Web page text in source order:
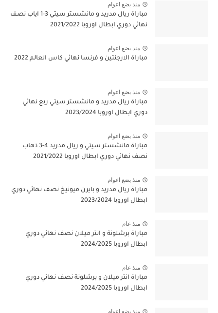
منذ بضع اعوام
مباراة ريال مدريد و مانشستر سيتي 3-1 اياب نصف
نهائي دوري ابطال اوروبا 2021/2022
منذ بضع اعوام
مباراة الارجنتين و فرنسا نهائي كاس العالم 2022
منذ بضع اعوام
مباراة ريال مدريد و مانشستر سيتي ربع نهائي
دوري ابطال اوروبا 2023/2024
منذ بضع اعوام
مباراة مانشستر سيتي و ريال مدريد 4-3 ذهاب
نصف نهائي دوري ابطال اوروبا 2021/2022
منذ بضع اعوام
مباراة ريال مدريد و بايرن ميونيخ نصف نهائي دوري
ابطال اوروبا 2023/2024
منذ عام
مباراة برشلونة و انتر ميلان نصف نهائي دوري
ابطال اوروبا 2024/2025
منذ عام
مباراة انتر ميلان و برشلونة نصف نهائي دوري
ابطال اوروبا 2024/2025
منذ بضع اعوام